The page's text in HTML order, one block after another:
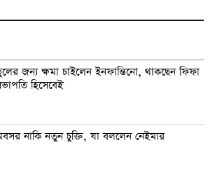
জন্য ক্ষমা চাইলেন ইনফান্তিনো, থাকছেন ফিফা
হিসেবেই
নাকি নতুন চুক্তি, যা বললেন নেইমার